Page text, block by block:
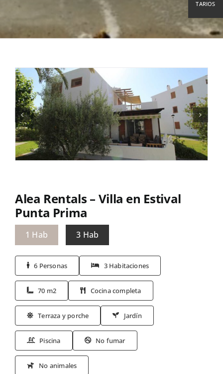
TARIOS
Alea Rentals – Villa en Estival
Punta Prima
1 Hab 3 Hab
6 Personas 3 Habitaciones
70 m2 Cocina completa
Terraza y porche Jardín
Piscina No fumar
No animales